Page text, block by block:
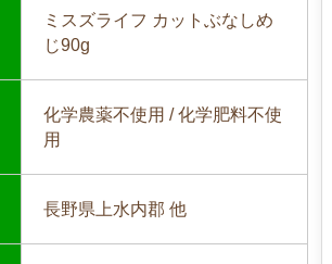
ミスズライフ カットぶなしめ
じ90g
化学農薬不使用 / 化学肥料不使
用
長野県上水内郡 他